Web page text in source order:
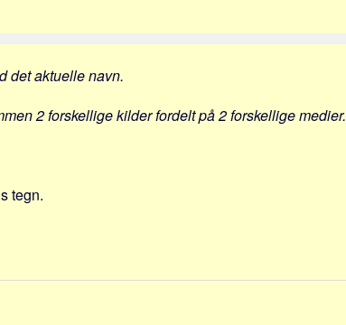
det aktuelle navn.
2 forskellige kilder fordelt på 2 forskellige medier.
tegn.